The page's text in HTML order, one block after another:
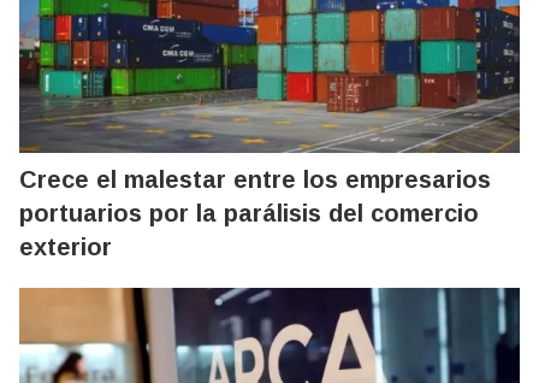
Crece el malestar entre los empresarios
portuarios por la parálisis del comercio
exterior